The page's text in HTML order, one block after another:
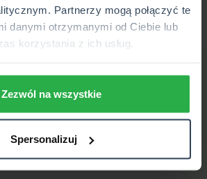
Partnerzy mogą połączyć te
danymi otrzymanymi od Ciebie lub
korzystania z ich usług.
Zezwól na wszystkie
Spersonalizuj
powiązane hasła